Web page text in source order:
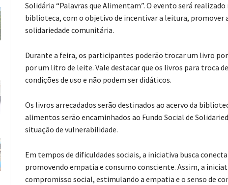
Solidária “Palavras que Alimentam”. O evento será
biblioteca, com o objetivo de incentivar a leitura, promover
solidariedade comunitária.
Durante a feira, os participantes poderão trocar um livro
por um litro de leite. Vale destacar que os livros para troca
condições de uso e não podem ser didáticos.
Os livros arrecadados serão destinados ao acervo da
alimentos serão encaminhados ao Fundo Social de
situação de vulnerabilidade.
Em tempos de dificuldades sociais, a iniciativa busca
promovendo empatia e consumo consciente. Assim, a
compromisso social, estimulando a empatia e o senso de